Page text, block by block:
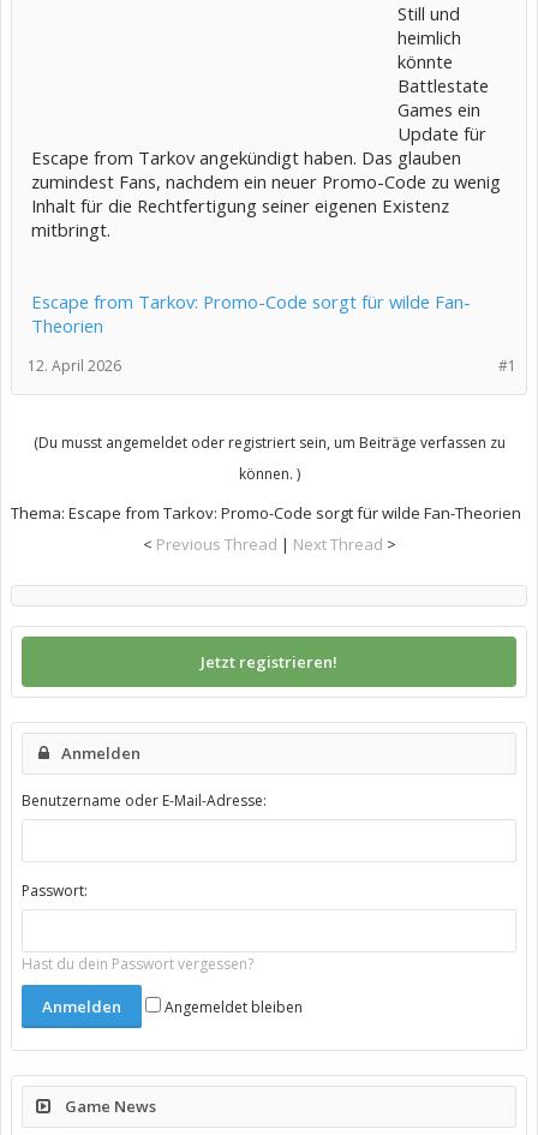
Still und
heimlich
könnte
Battlestate
Games ein
Update für
Escape from Tarkov angekündigt haben. Das glauben
zumindest Fans, nachdem ein neuer Promo-Code zu wenig
Inhalt für die Rechtfertigung seiner eigenen Existenz
mitbringt.
Escape from Tarkov: Promo-Code sorgt für wilde Fan-
Theorien
#1
12. April 2026
(Du musst angemeldet oder registriert sein, um Beiträge verfassen zu
können. )
Thema: Escape from Tarkov: Promo-Code sorgt für wilde Fan-Theorien
< Previous Thread | Next Thread >
Jetzt registrieren!
Anmelden
Benutzername oder E-Mail-Adresse:
Passwort:
Hast du dein Passwort vergessen?
Angemeldet bleiben
Game News